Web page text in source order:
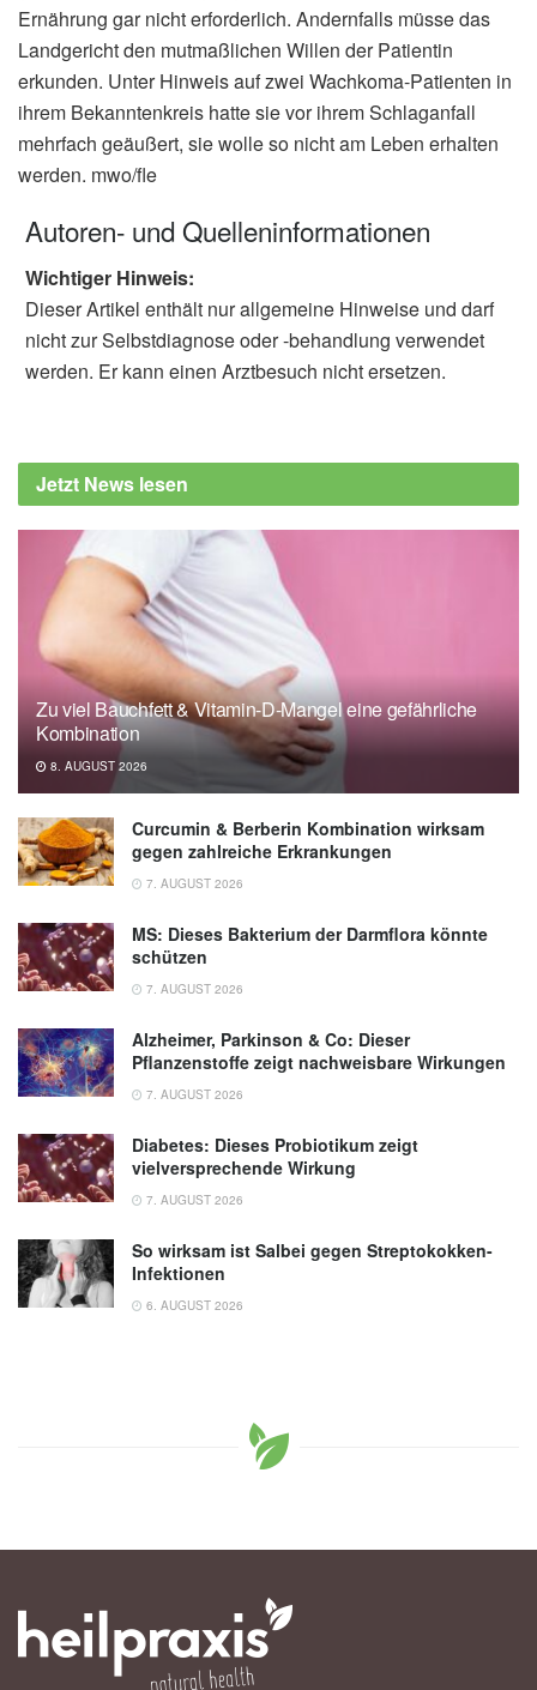
Ernährung gar nicht erforderlich. Andernfalls müsse das
Landgericht den mutmaßlichen Willen der Patientin
erkunden. Unter Hinweis auf zwei Wachkoma-Patienten in
ihrem Bekanntenkreis hatte sie vor ihrem Schlaganfall
mehrfach geäußert, sie wolle so nicht am Leben erhalten
werden. mwo/fle
Autoren- und Quelleninformationen
Wichtiger Hinweis:
Dieser Artikel enthält nur allgemeine Hinweise und darf
nicht zur Selbstdiagnose oder -behandlung verwendet
werden. Er kann einen Arztbesuch nicht ersetzen.
Jetzt News lesen
Zu viel Bauchfett & Vitamin-D-Mangel eine gefährliche
Kombination
8. AUGUST 2026
Curcumin & Berberin Kombination wirksam
gegen zahlreiche Erkrankungen
7. AUGUST 2026
MS: Dieses Bakterium der Darmflora könnte
schützen
7. AUGUST 2026
Alzheimer, Parkinson & Co: Dieser
Pflanzenstoffe zeigt nachweisbare Wirkungen
7. AUGUST 2026
Diabetes: Dieses Probiotikum zeigt
vielversprechende Wirkung
7. AUGUST 2026
So wirksam ist Salbei gegen Streptokokken-
Infektionen
6. AUGUST 2026